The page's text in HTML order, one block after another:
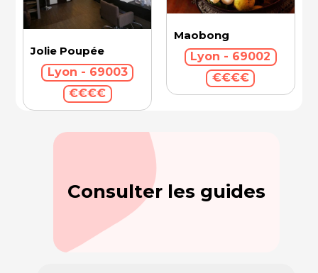
Jolie Poupée
Lyon - 69003
€€€€
Maobong
Lyon - 69002
€€€€
Consulter les guides